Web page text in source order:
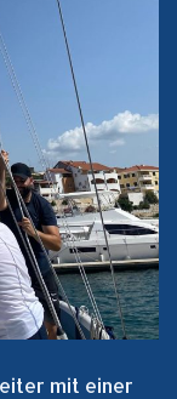
mit einer